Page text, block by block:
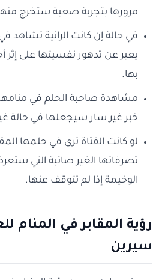
مرورها بتجربة صعبة ستخرج
في حالة إن كانت الرائية تشاهد
يعبر عن تدهور نفسيتها على
بها.
مشاهدة صاحبة الحلم في منامها
خبر غير سار سيجعلها في حالة
لو كانت الفتاة ترى في حلمها
تصرفاتها الغير صائبة التي
الوخيمة إذا لم تتوقف عنها.
رؤية المقابر في المنام
سيرين